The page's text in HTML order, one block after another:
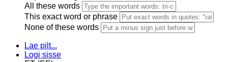
All these words
This exact word or phrase
None of these words
Lae pilt...
Logi sisse